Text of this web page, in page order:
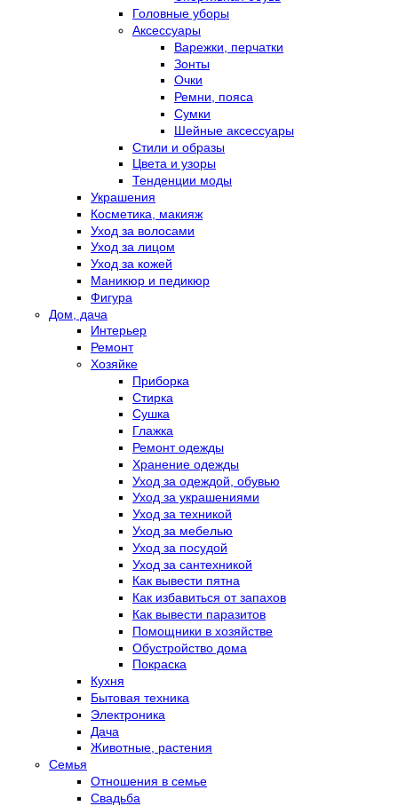
Головные уборы
Аксессуары
Варежки, перчатки
Зонты
Очки
Ремни, пояса
Сумки
Шейные аксессуары
Стили и образы
Цвета и узоры
Тенденции моды
Украшения
Косметика, макияж
Уход за волосами
Уход за лицом
Уход за кожей
Маникюр и педикюр
Фигура
Дом, дача
Интерьер
Ремонт
Хозяйке
Приборка
Стирка
Сушка
Глажка
Ремонт одежды
Хранение одежды
Уход за одеждой, обувью
Уход за украшениями
Уход за техникой
Уход за мебелью
Уход за посудой
Уход за сантехникой
Как вывести пятна
Как избавиться от запахов
Как вывести паразитов
Помощники в хозяйстве
Обустройство дома
Покраска
Кухня
Бытовая техника
Электроника
Дача
Животные, растения
Семья
Отношения в семье
Свадьба